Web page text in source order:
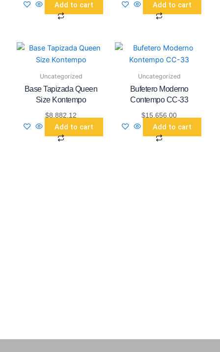
Add to cart Add to cart
Uncategorized
Base Tapizada Queen
Size Kontempo
$8,882.12
Add to cart
Uncategorized
Bufetero Moderno
Contempo CC-33
$15,656.00
Add to cart